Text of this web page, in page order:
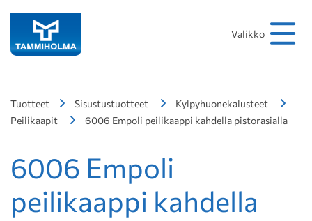
Valikko
Tuotteet Sisustustuotteet
Kylpyhuonekalusteet
Peilikaapit
6006 Empoli peilikaappi kahdella pistorasialla
6006 Empoli
peilikaappi kahdella